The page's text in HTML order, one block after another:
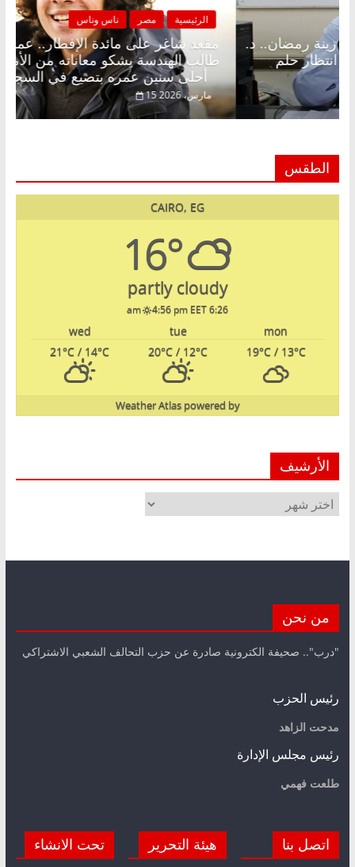
الرئيسية
مقعد
طالب
أحلى سنين عمره بتضيع في السجن
15 مارس، 2026
ناس وناس
شاغر على الإفطار وبلكونة بلا زينة رمضان.. د.
فاروق خبير اقتصادي في انتظار حلم
2026
الطقس
CAIRO, EG
16°
partly cloudy
6:26 am
4:56 pm EET
mon
tue
wed
19°C/ 13°C
20°C / 12°C
21°C / 14°C
powered by
Weather Atlas
الأرشيف
الأرشيف
من نحن
"درب".. صحيفة الكترونية صادرة عن حزب التحالف الشعبي الاشتراكي
رئيس الحزب
مدحت الزاهد
رئيس مجلس الإدارة
طلعت فهمي
اتصل بنا هيئة التحرير تحت الانشاء